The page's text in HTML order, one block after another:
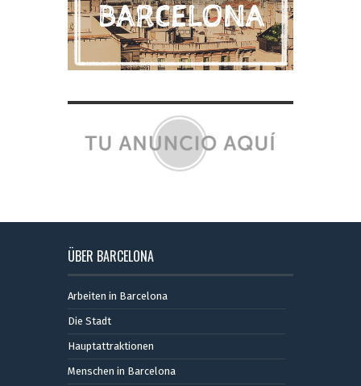
ÜBER BARCELONA
Arbeiten in Barcelona
Die Stadt
Hauptattraktionen
Menschen in Barcelona